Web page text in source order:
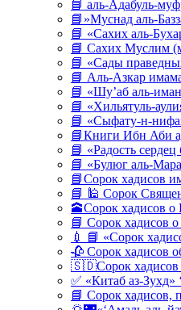
📘 аль-Адабуль-
📘»Муснад аль-
📘 «Сахих аль-
📘 Сахих Муслим
📘 «Сады
📘 Аль-Азкар
📘 «Шу’аб аль-
📘 «Хильятуль-
📘 «Сыфату-н-
📘Книги Ибн Аби
📘 «Радость
📘 «Булюг аль-
📘Сорок хадисов
📘 🕌 Сорок
🕋Сорок хадисов о
📘 Сорок хадисов
💉 📘 «Сорок
🥀 Сорок хадисов
🇸🇩Сорок хадисов
✅ «Китаб аз-Зухд»
📘 Сорок хадисов,